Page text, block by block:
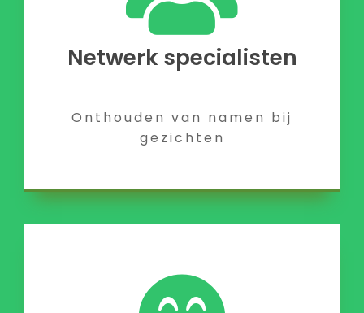
Netwerk specialisten
Onthouden van namen bij
gezichten